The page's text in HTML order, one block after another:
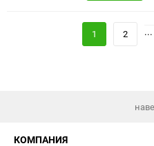
1 2 ...
КОМПАНИЯ